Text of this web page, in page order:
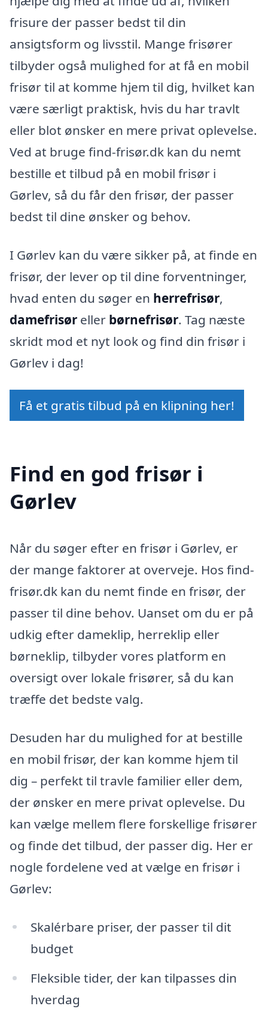
frisure der passer bedst til din
ansigtsform og livsstil. Mange frisører
tilbyder også mulighed for at få en mobil
frisør til at komme hjem til dig, hvilket kan
være særligt praktisk, hvis du har travlt
eller blot ønsker en mere privat oplevelse.
Ved at bruge find-frisør.dk kan du nemt
bestille et tilbud på en mobil frisør i
Gørlev, så du får den frisør, der passer
bedst til dine ønsker og behov.
I Gørlev kan du være sikker på, at finde en
frisør, der lever op til dine forventninger,
hvad enten du søger en herrefrisør,
damefrisør eller børnefrisør. Tag næste
skridt mod et nyt look og find din frisør i
Gørlev i dag!
Få et gratis tilbud på en klipning her!
Find en god frisør i
Gørlev
Når du søger efter en frisør i Gørlev, er
der mange faktorer at overveje. Hos find-
frisør.dk kan du nemt finde en frisør, der
passer til dine behov. Uanset om du er på
udkig efter dameklip, herreklip eller
børneklip, tilbyder vores platform en
oversigt over lokale frisører, så du kan
træffe det bedste valg.
Desuden har du mulighed for at bestille
en mobil frisør, der kan komme hjem til
dig – perfekt til travle familier eller dem,
der ønsker en mere privat oplevelse. Du
kan vælge mellem flere forskellige frisører
og finde det tilbud, der passer dig. Her er
nogle fordelene ved at vælge en frisør i
Gørlev:
Skalérbare priser, der passer til dit
budget
Fleksible tider, der kan tilpasses din
hverdag